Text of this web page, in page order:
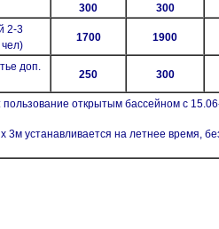
300
300
2-3
1700 1900
доп.
250 300
пользование открытым бассейном с
устанавливается на летнее время,